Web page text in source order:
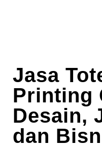
Jasa
Printing
Desain,
dan